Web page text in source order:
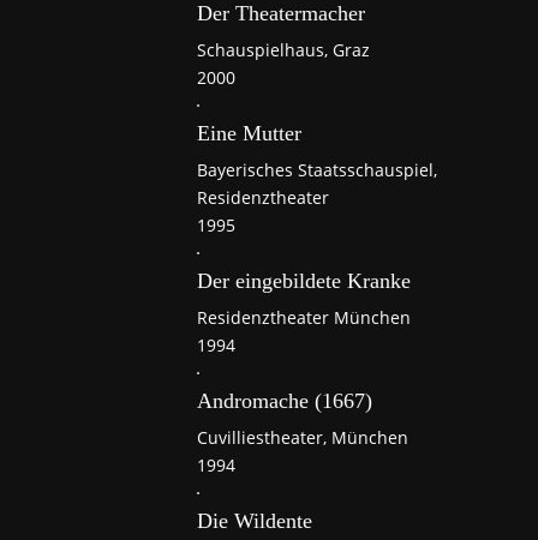
Der Theatermacher
Schauspielhaus, Graz
2000
Eine Mutter
Bayerisches Staatsschauspiel,
Residenztheater
1995
Der eingebildete Kranke
Residenztheater München
1994
Andromache (1667)
Cuvilliestheater, München
1994
Die Wildente